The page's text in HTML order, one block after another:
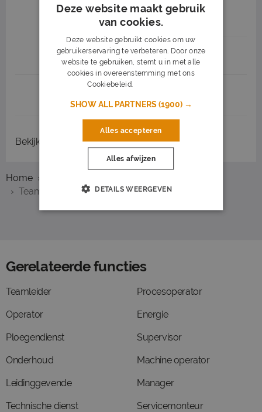
16 tot 17
40 uur
Middelbare school - LBO
Job highlights
Bekijk recent gesloten vacatures
Home
Teamleider
Gerelateerde functies
Teamleider
Operator
Ploegendienst
Onderhoud
Leidinggevende
Technische dienst
Procesoperator
Energie
Supervisor
Machine operator
Manager
Servicemonteur
Deze website maakt gebruik
van cookies.
Deze website gebruikt cookies om uw
gebruikerservaring te verbeteren. Door onze
website te gebruiken, stemt u in met alle
cookies in overeenstemming met ons
Cookiebeleid.
SHOW ALL PARTNERS(1900) →
Alles accepteren
Alles afwijzen
DETAILS WEERGEVEN